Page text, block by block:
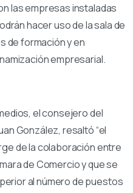
las empresas instaladas
hacer uso de la sala de
de formación y en
empresarial.
el consejero del
González, resaltó “el
de la colaboración entre
de Comercio y que se
al número de puestos